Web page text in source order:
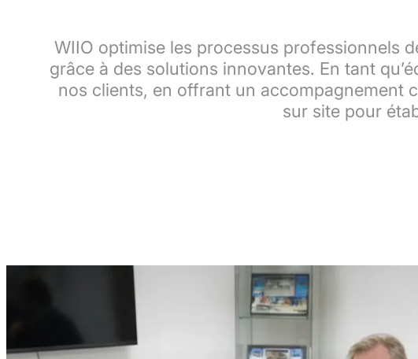
WIIO optimise les processus professionnels
grâce à des solutions innovantes. En tant
nos clients, en offrant un accompagnement
sur site pour